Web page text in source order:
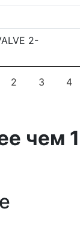
2-
2 3 4
чем